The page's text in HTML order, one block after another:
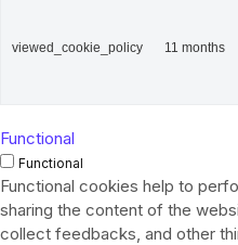
viewed_cookie_policy 11 months
Functional
Functional
Functional cookies help to
sharing the content of the
collect feedbacks, and other